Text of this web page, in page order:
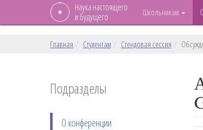
Наука настоящего
и будущего
Школьникам
Главная Студентам Стендовая сессия
Подразделы
О конференции